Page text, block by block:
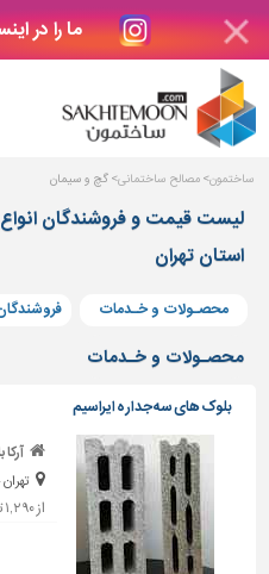
ما را در
دکوراسیون
بتن
های
بتنی
درب
پنجره
مصالح
پله،
نرده
و
حفاظ
دیوارپوش،
کفپوش
ساختمون مصالح ساختمانی گچ و سیمان
لیست قیمت و فروشندگان
استان تهران
محصـولات و خـدمات
محصـولات و خـدمات
بلوک های سه جداره ایراسیم
از ۱,۲۹۰ تا ۱,۴۵۰ تومان